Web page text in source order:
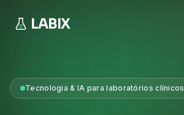
LABIX
Tecnologia & IA para laboratórios clínicos